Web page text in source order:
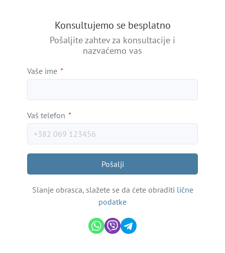
Konsultujemo se besplatno
Pošaljite zahtev za konsultacije i
nazvaćemo vas
Vaše ime *
Vaš telefon *
Pošalji
Slanje obrasca, slažete se da ćete obraditi lične
podatke